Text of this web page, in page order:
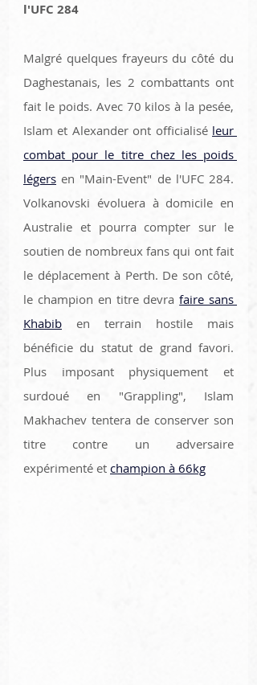
l'UFC 284
Malgré quelques frayeurs du côté du
Daghestanais, les 2 combattants ont
fait le poids. Avec 70 kilos à la pesée,
Islam et Alexander ont officialisé leur
combat pour le titre chez les poids
légers en "Main-Event" de l'UFC 284.
Volkanovski évoluera à domicile en
Australie et pourra compter sur le
soutien de nombreux fans qui ont fait
le déplacement à Perth. De son côté,
le champion en titre devra faire sans
Khabib en terrain hostile mais
bénéficie du statut de grand favori.
Plus imposant physiquement et
surdoué en "Grappling", Islam
Makhachev tentera de conserver son
titre contre un adversaire
expérimenté et champion à 66kg